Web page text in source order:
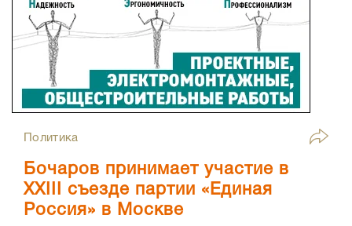
Политика
Бочаров принимает участие в
XXIII съезде партии «Единая
Россия» в Москве